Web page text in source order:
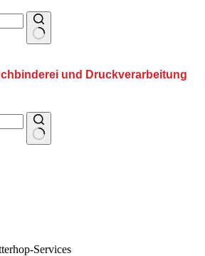
und Druckverarbeitung
Services